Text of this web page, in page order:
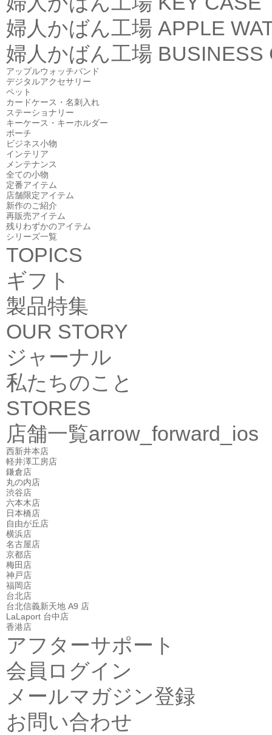
婦人かばん工場 APPLE
婦人かばん工場 BUSINESS
アップルウォッチバンド
デジタルアクセサリー
ペット
カードケース・名刺入れ
ステーショナリー
キーケース・キーホルダー
ポーチ
ビジネス小物
インテリア
メンテナンス
全ての小物
定番アイテム
店舗限定アイテム
新作のご紹介
再販売アイテム
残りわずかのアイテム
シリーズ一覧
TOPICS
ギフト
製品特集
OUR STORY
ジャーナル
私たちのこと
STORES
店舗一覧arrow_forward_ios
西新井本店
軽井澤工房店
鎌倉店
丸の内店
渋谷店
六本木店
日本橋店
自由が丘店
横浜店
名古屋店
京都店
梅田店
神戸店
福岡店
台北店
台北信義新天地 A9 店
LaLaport 台中店
香港店
アフターサポート
会員ログイン
メールマガジン登録
お問い合わせ